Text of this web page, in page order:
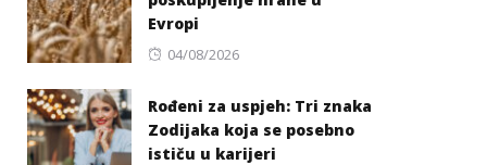
Evropi
Posted
04/08/2026
Rođeni za uspjeh: Tri znaka
Zodijaka koja se posebno
ističu u karijeri